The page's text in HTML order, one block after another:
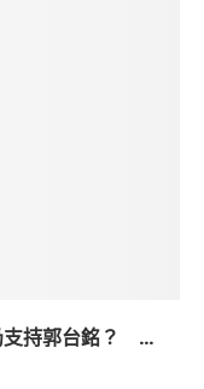
支持郭台銘？ ...